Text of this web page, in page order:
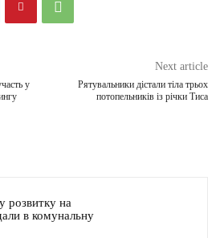
у
Next article
Рятувальники дістали тіла трьох
потопельників із річки Тиса
розвитку на
в комунальну